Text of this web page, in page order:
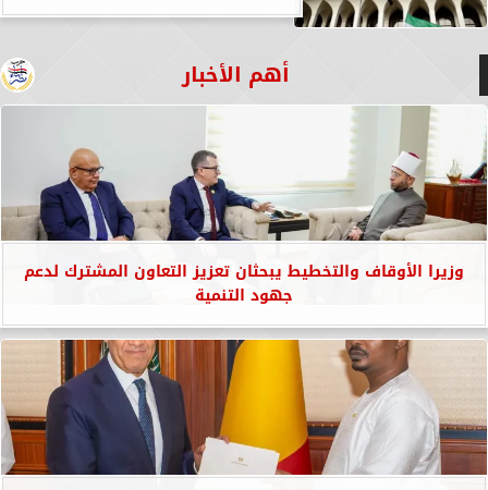
أهم الأخبار
وزيرا الأوقاف والتخطيط يبحثان تعزيز التعاون المشترك لدعم
جهود التنمية